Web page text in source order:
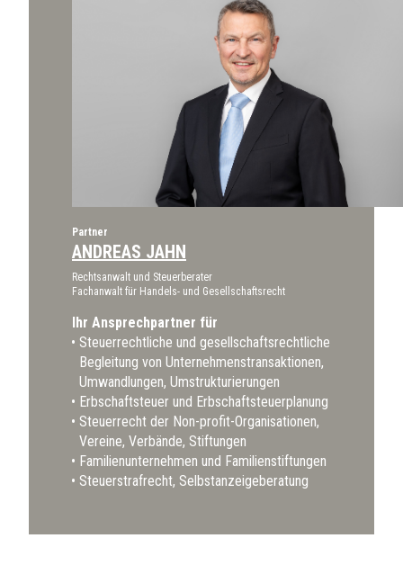
Partner
ANDREAS JAHN
Rechtsanwalt und Steuerberater
Fachanwalt für Handels- und Gesellschaftsrecht
Ihr Ansprechpartner für
Steuerrechtliche und gesellschaftsrechtliche
Begleitung von Unternehmenstransaktionen,
Umwandlungen, Umstrukturierungen
Erbschaftsteuer und Erbschaftsteuerplanung
Steuerrecht der Non-profit-Organisationen,
Vereine, Verbände, Stiftungen
Familienunternehmen und Familienstiftungen
Steuerstrafrecht, Selbstanzeigeberatung